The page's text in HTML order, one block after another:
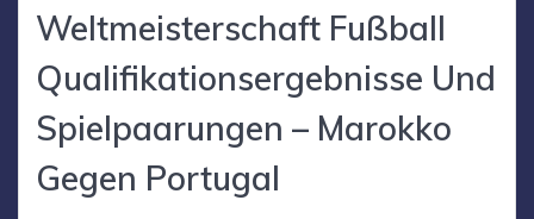
Weltmeisterschaft Fußball
Qualifikationsergebnisse Und
Spielpaarungen – Marokko
Gegen Portugal